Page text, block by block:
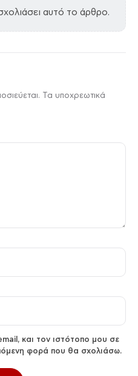
αυτό το άρθρο.
Τα υποχρεωτικά
και τον ιστότοπο μου σε
φορά που θα σχολιάσω.